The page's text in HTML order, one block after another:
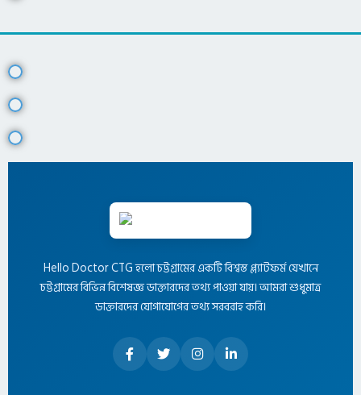
Hello Doctor CTG হলো চট্টগ্রামের একটি বিশ্বস্ত প্ল্যাটফর্ম যেখানে
চট্টগ্রামের বিভিন্ন বিশেষজ্ঞ ডাক্তারদের তথ্য পাওয়া যায়। আমরা শুধুমাত্র
ডাক্তারদের যোগাযোগের তথ্য সরবরাহ করি।